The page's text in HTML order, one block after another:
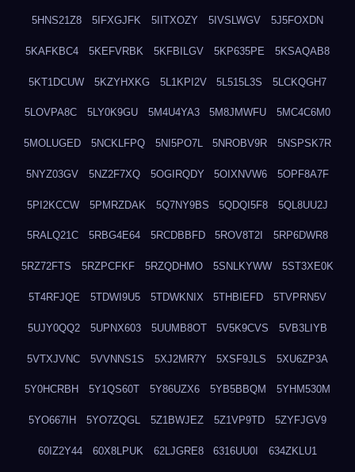
5HNS21Z8 5IFXGJFK 5IITXOZY 5IVSLWGV 5J5FOXDN
5KAFKBC4 5KEFVRBK 5KFBILGV 5KP635PE 5KSAQAB8
5KT1DCUW 5KZYHXKG 5L1KPI2V 5L515L3S 5LCKQGH7
5LOVPA8C 5LY0K9GU 5M4U4YA3 5M8JMWFU 5MC4C6M0
5MOLUGED 5NCKLFPQ 5NI5PO7L 5NROBV9R 5NSPSK7R
5NYZ03GV 5NZ2F7XQ 5OGIRQDY 5OIXNVW6 5OPF8A7F
5PI2KCCW 5PMRZDAK 5Q7NY9BS 5QDQI5F8 5QL8UU2J
5RALQ21C 5RBG4E64 5RCDBBFD 5ROV8T2I 5RP6DWR8
5RZ72FTS 5RZPCFKF 5RZQDHMO 5SNLKYWW 5ST3XE0K
5T4RFJQE 5TDWI9U5 5TDWKNIX 5THBIEFD 5TVPRN5V
5UJY0QQ2 5UPNX603 5UUMB8OT 5V5K9CVS 5VB3LIYB
5VTXJVNC 5VVNNS1S 5XJ2MR7Y 5XSF9JLS 5XU6ZP3A
5Y0HCRBH 5Y1QS60T 5Y86UZX6 5YB5BBQM 5YHM530M
5YO667IH 5YO7ZQGL 5Z1BWJEZ 5Z1VP9TD 5ZYFJGV9
60IZ2Y44 60X8LPUK 62LJGRE8 6316UU0I 634ZKLU1